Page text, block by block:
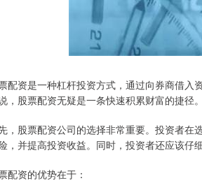
配资是一种杠杆投资方式，通过向券商借入
，股票配资无疑是一条快速积累财富的捷径。
，股票配资公司的选择非常重要。投资者在
，并提高投资收益。同时，投资者还应该仔
配资的优势在于：